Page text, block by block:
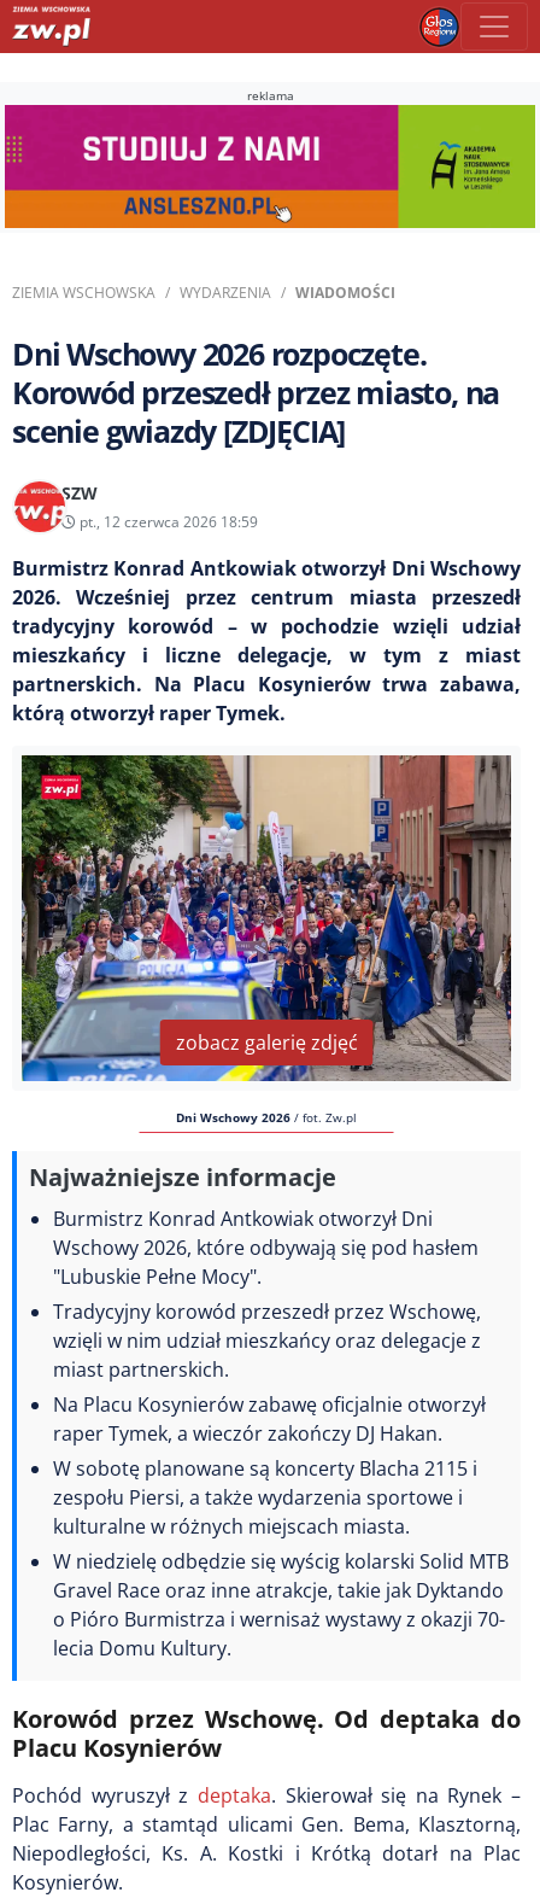
reklama
ZIEMIA WSCHOWSKA WYDARZENIA WIADOMOŚCI
Dni Wschowy 2026 rozpoczęte.
Korowód przeszedł przez miasto, na
scenie gwiazdy [ZDJĘCIA]
SZW
pt., 12 czerwca 2026 18:59
Burmistrz Konrad Antkowiak otworzył Dni Wschowy
2026. Wcześniej przez centrum miasta przeszedł
tradycyjny korowód – w pochodzie wzięli udział
mieszkańcy i liczne delegacje, w tym z miast
partnerskich. Na Placu Kosynierów trwa zabawa,
którą otworzył raper Tymek.
zobacz galerię zdjęć
Dni Wschowy 2026 / fot. Zw.pl
Najważniejsze informacje
Burmistrz Konrad Antkowiak otworzył Dni
Wschowy 2026, które odbywają się pod hasłem
"Lubuskie Pełne Mocy".
Tradycyjny korowód przeszedł przez Wschowę,
wzięli w nim udział mieszkańcy oraz delegacje z
miast partnerskich.
Na Placu Kosynierów zabawę oficjalnie otworzył
raper Tymek, a wieczór zakończy DJ Hakan.
W sobotę planowane są koncerty Blacha 2115 i
zespołu Piersi, a także wydarzenia sportowe i
kulturalne w różnych miejscach miasta.
W niedzielę odbędzie się wyścig kolarski Solid MTB
Gravel Race oraz inne atrakcje, takie jak Dyktando
o Pióro Burmistrza i wernisaż wystawy z okazji 70-
lecia Domu Kultury.
Korowód przez Wschowę. Od deptaka do
Placu Kosynierów
Pochód wyruszył z deptaka. Skierował się na Rynek –
Plac Farny, a stamtąd ulicami Gen. Bema, Klasztorną,
Niepodległości, Ks. A. Kostki i Krótką dotarł na Plac
Kosynierów.